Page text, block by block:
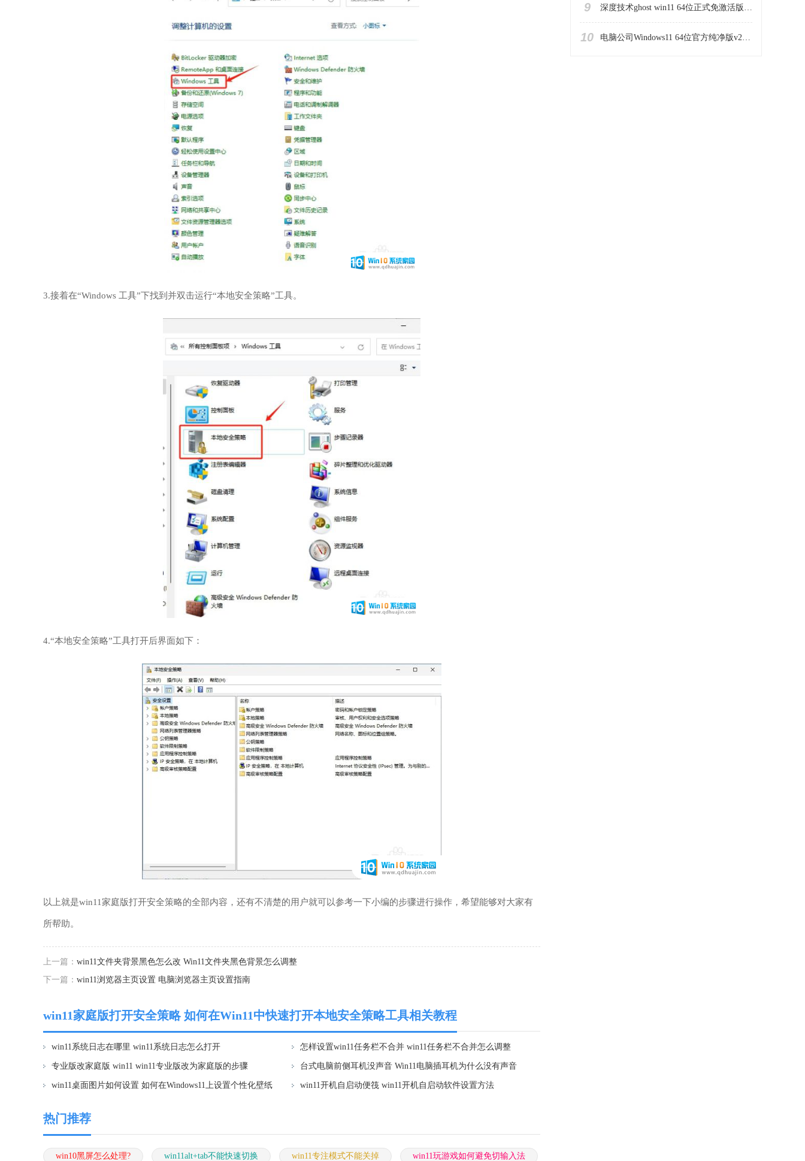
3.接着在“Windows 工具”下找到并双击运行“本地安全策略”工具。
4.“本地安全策略”工具打开后界面如下：
以上就是win11家庭版打开安全策略的全部内容，还有不清楚的用户就可以参考一下小编的步骤进行操作，希望能够对大家有
所帮助。
上一篇： win11文件夹背景黑色怎么改 Win11文件夹黑色背景怎么调整
下一篇： win11浏览器主页设置 电脑浏览器主页设置指南
win11家庭版打开安全策略 如何在Win11中快速打开本地安全策略工具相关教程
win11系统日志在哪里 win11系统日志怎么打开 怎样设置win11任务栏不合并 win11任务栏不合并怎么调整
专业版改家庭版 win11 win11专业版改为家庭版的步骤 台式电脑前侧耳机没声音 Win11电脑插耳机为什么没有声音
win11桌面图片如何设置 如何在Windows11上设置个性化壁纸 win11开机自启动便筏 win11开机自启动软件设置方法
热门推荐
win10黑屏怎么处理? win11alt+tab不能快速切换 win11专注模式不能关掉 win11玩游戏如何避免切输入法
9 深度技术ghost win11 64位正式免激活版下载v2023.04
10 电脑公司Windows11 64位官方纯净版v2023.04